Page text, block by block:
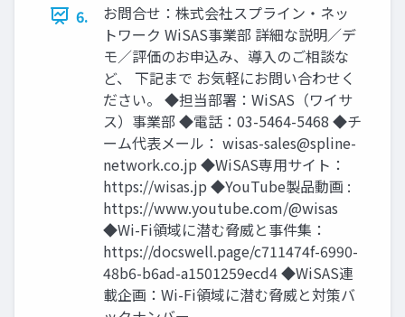
6.
お問合せ：株式会社スプライン・ネッ
トワーク WiSAS事業部 詳細な説明／デ
モ／評価のお申込み、導入のご相談な
ど、 下記まで お気軽にお問い合わせく
ださい。 ◆担当部署：WiSAS（ワイサ
ス）事業部 ◆電話：03-5464-5468 ◆チ
ーム代表メール： wisas-sales@spline-
network.co.jp ◆WiSAS専用サイト：
https://wisas.jp ◆YouTube製品動画 :
https://www.youtube.com/@wisas
◆Wi-Fi領域に潜む脅威と事件集：
https://docswell.page/c711474f-6990-
48b6-b6ad-a1501259ecd4 ◆WiSAS連
載企画：Wi-Fi領域に潜む脅威と対策バ